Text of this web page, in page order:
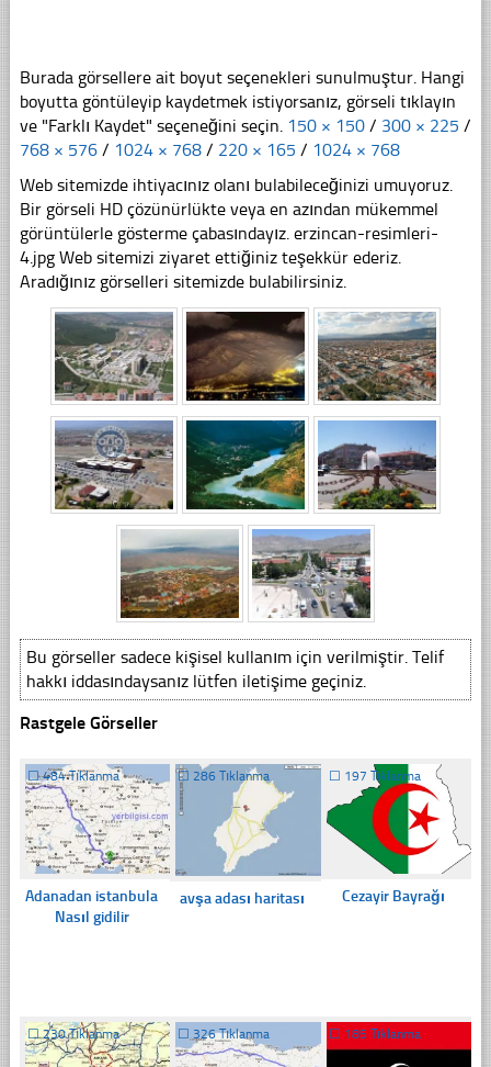
Burada görsellere ait boyut seçenekleri sunulmuştur. Hangi
boyutta göntüleyip kaydetmek istiyorsanız, görseli tıklayın
ve "Farklı Kaydet" seçeneğini seçin. 150 × 150 / 300 × 225 /
768 × 576 / 1024 × 768 / 220 × 165 / 1024 × 768
Web sitemizde ihtiyacınız olanı bulabileceğinizi umuyoruz.
Bir görseli HD çözünürlükte veya en azından mükemmel
görüntülerle gösterme çabasındayız. erzincan-resimleri-
4.jpg Web sitemizi ziyaret ettiğiniz teşekkür ederiz.
Aradığınız görselleri sitemizde bulabilirsiniz.
Bu görseller sadece kişisel kullanım için verilmiştir. Telif
hakkı iddasındaysanız lütfen iletişime geçiniz.
Rastgele Görseller
☐484 Tıklanma
Adanadan istanbula
Nasıl gidilir
☐ 286 Tıklanma
avşa adası haritası
☐ 197 Tıklanma
Cezayir Bayrağı
☐230 Tıklanma ☐ 326 Tıklanma ☐ 185 Tıklanma